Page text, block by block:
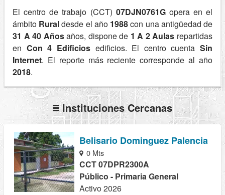
El centro de trabajo (CCT) 07DJN0761Gopera en el
ámbito Ruraldesde el año 1988con una antigüedad de
31 A 40 Añosaños, dispone de 1 A 2 Aulas repartidas
en Con 4 Edificiosedificios. El centro cuenta Sin
Internet. El reporte más reciente corresponde al año
2018.
Instituciones Cercanas
Belisario Dominguez Palencia
0 Mts
CCT 07DPR2300A
Público - Primaria General
Activo 2026